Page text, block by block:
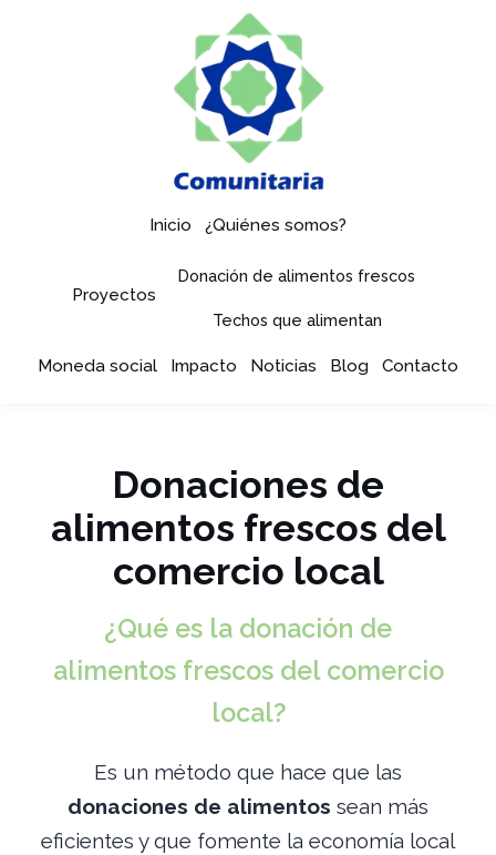
Inicio ¿Quiénes somos?
Proyectos
Donación de alimentos frescos
Techos que alimentan
Moneda social Impacto Noticias Blog Contacto
Donaciones de
alimentos frescos del
comercio local
¿Qué es la donación de
alimentos frescos del comercio
local?
Es un método que hace que las
donaciones de alimentos sean más
eficientes y que fomente la economía local